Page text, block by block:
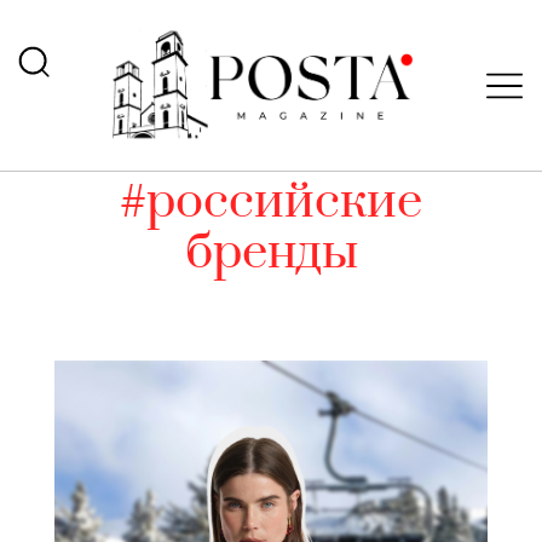
#российские
бренды